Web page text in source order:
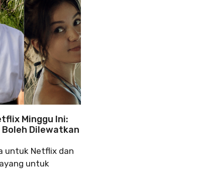
Minggu Ini:
Boleh Dilewatkan
untuk Netflix dan
untuk